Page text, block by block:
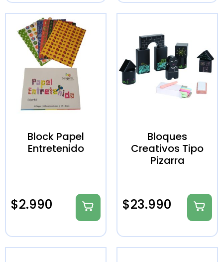
Block Papel
Entretenido
$2.990
Bloques
Creativos Tipo
Pizarra
$23.990